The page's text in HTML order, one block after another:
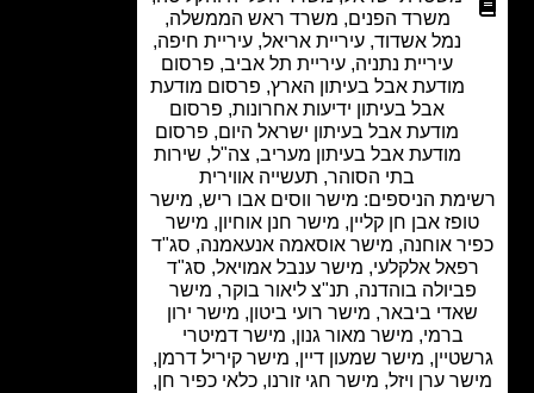
משרד הפנים, משרד ראש הממשלה,
נמל אשדוד, עיריית אריאל, עיריית חיפה,
עיריית נתניה,עיריית תל אביב,פרסום
מודעת אבל בעיתון הארץ,פרסום מודעת
אבל בעיתון ידיעות אחרונות,פרסום
מודעת אבל בעיתון ישראל היום,פרסום
מודעת אבל בעיתון מעריב, צה"ל,שירות
בתי הסוהר, תעשייה אווירית
הניספים: מישר ווסים אבו ריש, מישר
אבן חן קליין, מישר חנן אוחיון, מישר
אוחנה, מישר אוסאמה אנעאמנה, סג"ד
אלקלעי, מישר ענבל אמויאל, סג"ד
בוהדנה, תנ"צ ליאור בוקר, מישר
ביבאר, מישר רועי ביטון, מישר ירון
ברמי, מישר מאור גנון, מישר דמיטרי
מישר שמעון דיין, מישר קיריל דרמן,
ערן ויזל, מישר חגי זורנו, כלאי כפיר חן,